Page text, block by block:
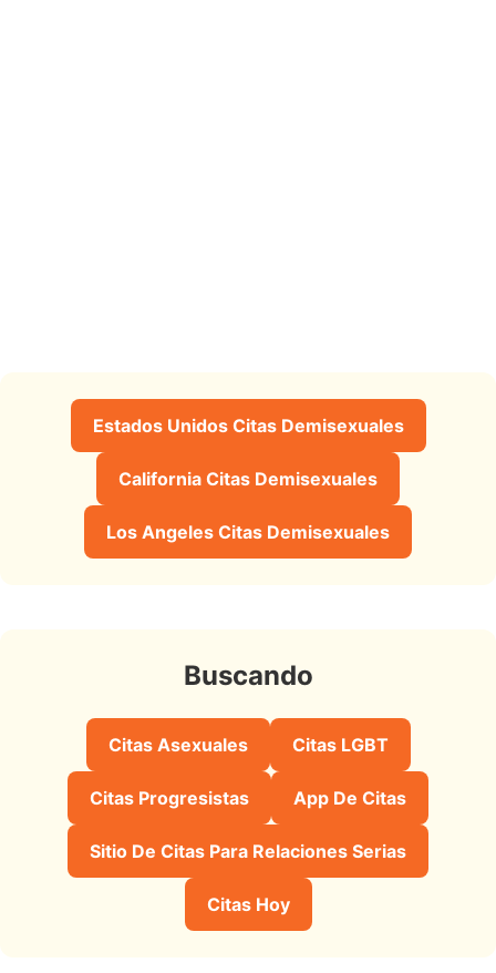
Estados Unidos Citas Demisexuales
California Citas Demisexuales
Los Angeles Citas Demisexuales
Buscando
Citas Asexuales Citas LGBT
Citas Progresistas App De Citas
Sitio De Citas Para Relaciones Serias
Citas Hoy